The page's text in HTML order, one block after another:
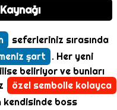
seferleriniz sırasında
şart . Her yeni
beliriyor ve bunları
özel sembolle kolayca
kendisinde boss